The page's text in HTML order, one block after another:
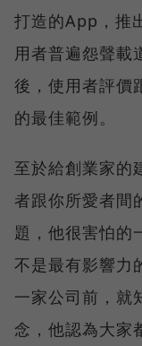
打造的App，推
用者普遍怨聲載
後，使用者評價
的最佳範例。
至於給創業家的
者跟你所愛者間
題，他很害怕的
不是最有影響力
一家公司前，就
念，他認為大家